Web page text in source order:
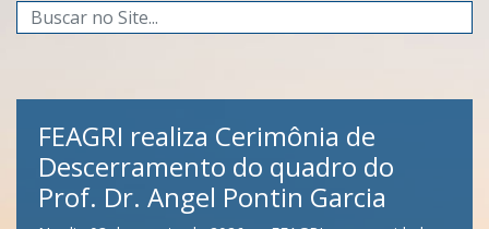
Buscar...
FEAGRI realiza Cerimônia de
Descerramento do quadro do
Prof. Dr. Angel Pontin Garcia
FEAGRI